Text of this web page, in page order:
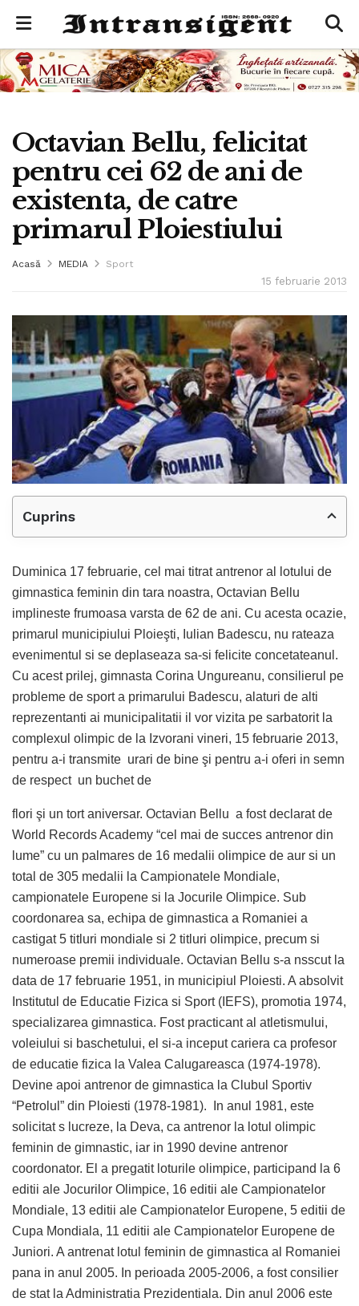
Octavian Bellu, felicitat
pentru cei 62 de ani de
existenta, de catre
primarul Ploiestiului
Acasă MEDIA Sport
15 februarie 2013
Cuprins
Duminica 17 februarie, cel mai titrat antrenor al lotului de
gimnastica feminin din tara noastra, Octavian Bellu
implineste frumoasa varsta de 62 de ani. Cu acesta ocazie,
primarul municipiului Ploieşti, Iulian Badescu, nu rateaza
evenimentul si se deplaseaza sa-si felicite concetateanul.
Cu acest prilej, gimnasta Corina Ungureanu, consilierul pe
probleme de sport a primarului Badescu, alaturi de alti
reprezentanti ai municipalitatii il vor vizita pe sarbatorit la
complexul olimpic de la Izvorani vineri, 15 februarie 2013,
pentru a-i transmite urari de bine şi pentru a-i oferi in semn
de respect un buchet de
flori şi un tort aniversar. Octavian Bellu a fost declarat de
World Records Academy “cel mai de succes antrenor din
lume” cu un palmares de 16 medalii olimpice de aur si un
total de 305 medalii la Campionatele Mondiale,
campionatele Europene si la Jocurile Olimpice. Sub
coordonarea sa, echipa de gimnastica a Romaniei a
castigat 5 titluri mondiale si 2 titluri olimpice, precum si
numeroase premii individuale. Octavian Bellu s-a nsscut la
data de 17 februarie 1951, in municipiul Ploiesti. A absolvit
Institutul de Educatie Fizica si Sport (IEFS), promotia 1974,
specializarea gimnastica. Fost practicant al atletismului,
voleiului si baschetului, el si-a inceput cariera ca profesor
de educatie fizica la Valea Calugareasca (1974-1978).
Devine apoi antrenor de gimnastica la Clubul Sportiv
“Petrolul” din Ploiesti (1978-1981). In anul 1981, este
solicitat s lucreze, la Deva, ca antrenor la lotul olimpic
feminin de gimnastic, iar in 1990 devine antrenor
coordonator. El a pregatit loturile olimpice, participand la 6
editii ale Jocurilor Olimpice, 16 editii ale Campionatelor
Mondiale, 13 editii ale Campionatelor Europene, 5 editii de
Cupa Mondiala, 11 editii ale Campionatelor Europene de
Juniori. A antrenat lotul feminin de gimnastica al Romaniei
pana in anul 2005. In perioada 2005-2006, a fost consilier
de stat la Administratia Prezidentiala. Din anul 2006 este